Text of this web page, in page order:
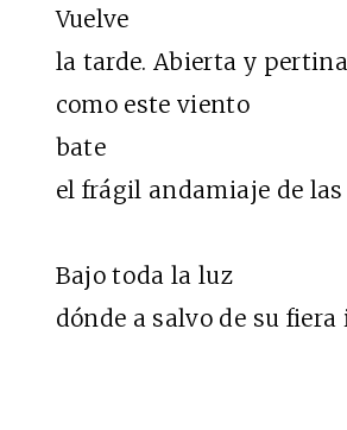
Vuelve
la tarde. Abierta y
como este viento
bate
el frágil andamiaje de las
Bajo toda la luz
dónde a salvo de su fiera